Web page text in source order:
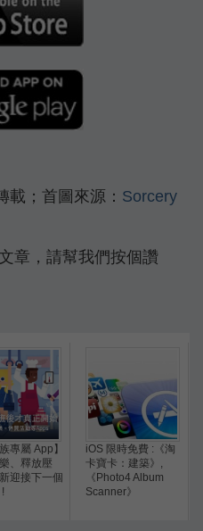
載；首圖來源： Sorcery
章，請幫我們按個讚
專屬 App】
、釋放壓
迎接下一個
iOS 限時免費 :《淘
卡寶卡：建築》,
《Photo4 Album
Scanner》